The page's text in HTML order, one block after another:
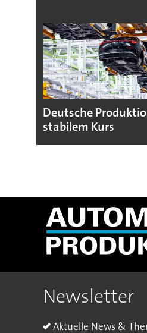
Deutsche
stabilem Kurs
Newsletter
Aktuelle News &